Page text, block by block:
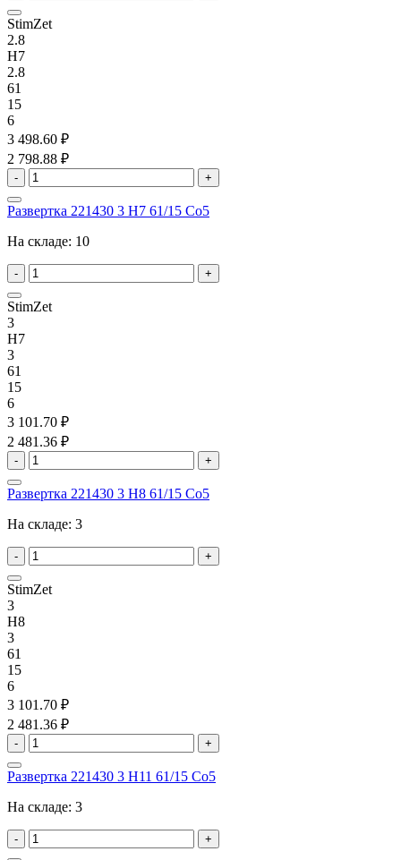
StimZet
2.8
H7
2.8
61
15
6
3 498.60 ₽
2 798.88 ₽
- +
Развертка 221430 3 H7 61/15 Co5
На складе: 10
- +
StimZet
3
H7
3
61
15
6
3 101.70 ₽
2 481.36 ₽
- +
Развертка 221430 3 H8 61/15 Co5
На складе: 3
- +
StimZet
3
H8
3
61
15
6
3 101.70 ₽
2 481.36 ₽
- +
Развертка 221430 3 H11 61/15 Co5
На складе: 3
- +